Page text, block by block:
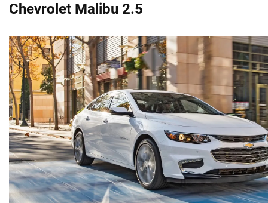
Chevrolet Malibu 2.5